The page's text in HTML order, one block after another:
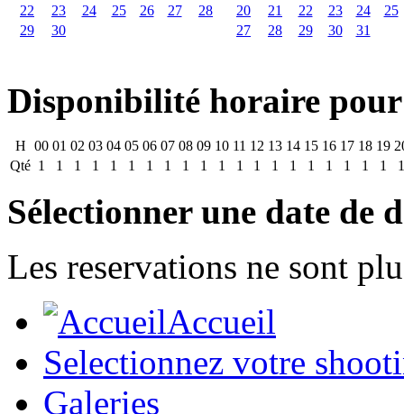
22
23 24 25 26 27
28
29
30
20
21 22 23 24
25
27
28 29 30 31
Disponibilité horaire
H 00 01 02 03 04 05 06 07 08 09 10 11 12 13 14 15 16 17 18 19
Qté 1 1 1 1 1 1 1 1 1 1 1 1 1 1 1 1 1 1 1 1 1
Sélectionner une date de
Les reservations ne sont
Accueil
Selectionnez votre
Galeries